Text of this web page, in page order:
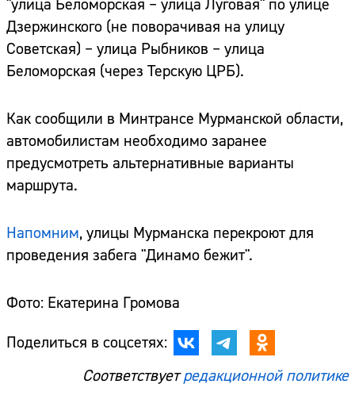
"улица Беломорская – улица Луговая" по улице
Дзержинского (не поворачивая на улицу
Советская) – улица Рыбников – улица
Беломорская (через Терскую ЦРБ).
Как сообщили в Минтрансе Мурманской области,
автомобилистам необходимо заранее
предусмотреть альтернативные варианты
маршрута.
Напомним, улицы Мурманска перекроют для
проведения забега "Динамо бежит".
Фото: Екатерина Громова
Поделиться в соцсетях:
Соответствуетредакционной политике